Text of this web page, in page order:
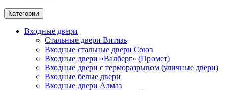
Категории
Входные двери
Стальные двери Витязь
Входные стальные двери Союз
Входные двери «Валберг» (Промет)
Входные двери с терморазрывом (уличные двери)
Входные белые двери
Входные двери Алмаз